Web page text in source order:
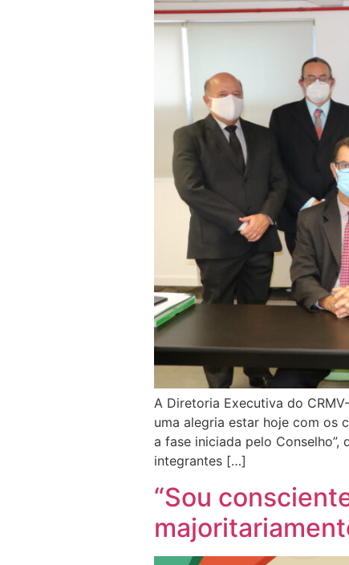
A Diretoria Executiva do
uma alegria estar hoje com os
a fase iniciada pelo
integrantes […]
“Sou